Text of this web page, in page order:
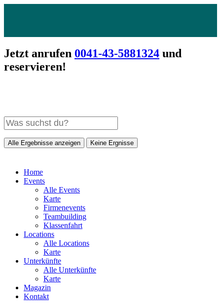
Jetzt anrufen 0041-43-5881324 und
reservieren!
Alle Ergebnisse anzeigen Keine Ergnisse
Home
Events
Alle Events
Karte
Firmenevents
Teambuilding
Klassenfahrt
Locations
Alle Locations
Karte
Unterkünfte
Alle Unterkünfte
Karte
Magazin
Kontakt